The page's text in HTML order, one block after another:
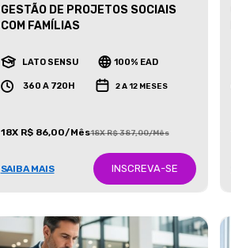
GESTÃO DE PROJETOS SOCIAIS
COM FAMÍLIAS
LATO SENSU 100% EAD
360 A 720H 2 A 12 MESES
18X R$ 86,00/Mês18X R$ 387,00/Mês
SAIBA MAIS INSCREVA-SE